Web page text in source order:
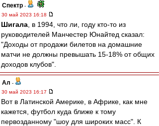
Спектр -
30 май 2023 16:18
Шигала , в 1994, что ли, году кто-то из
руководителей Манчестер Юнайтед сказал:
"Доходы от продажи билетов на домашние
матчи не должны превышать 15-18% от общих
доходов клубов".
Ал -
30 май 2023 16:17
Вот в Латинской Америке, в Африке, как мне
кажется, футбол куда ближе к тому
первозданному "шоу для широких масс". К